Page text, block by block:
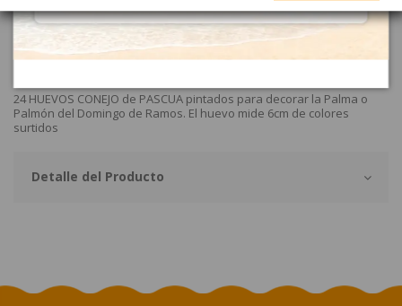
Descripción
24 HUEVOS CONEJO de PASCUA pintados para decorar la Palma o
Palmón del Domingo de Ramos. El huevo mide 6cm de colores
surtidos
Detalle del Producto